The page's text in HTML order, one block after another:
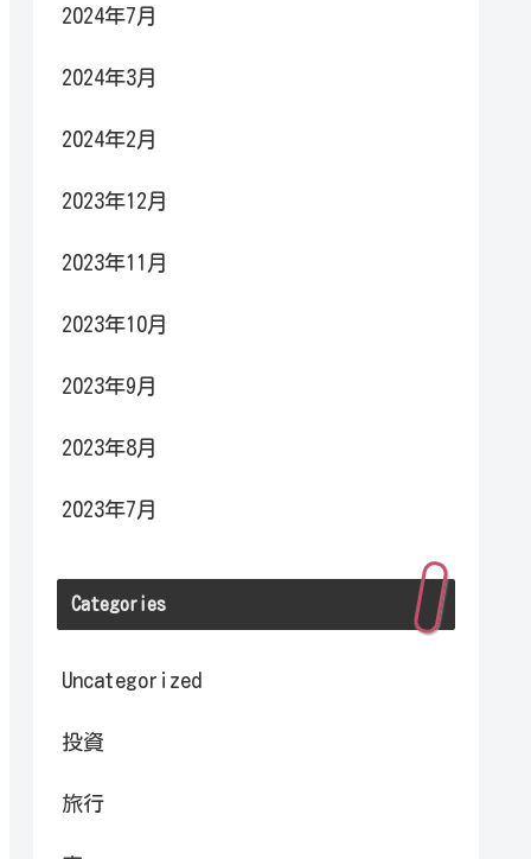
2024年7月
2024年3月
2024年2月
2023年12月
2023年11月
2023年10月
2023年9月
2023年8月
2023年7月
Categories
Uncategorized
投資
旅行